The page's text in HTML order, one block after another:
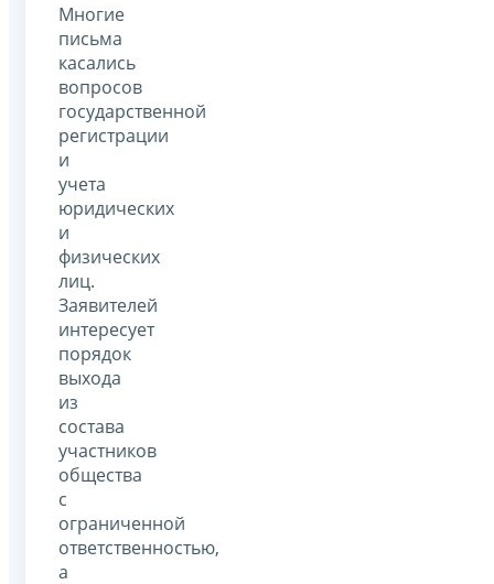
Многие
письма
касались
вопросов
государственной
регистрации
и
учета
юридических
и
физических
лиц.
Заявителей
интересует
порядок
выхода
из
состава
участников
общества
с
ограниченной
ответственностью,
а